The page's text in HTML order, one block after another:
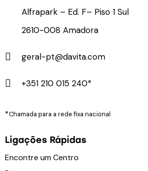
Alfrapark – Ed. F– Piso 1 Sul
2610-008 Amadora
geral-pt@davita.com
+351 210 015 240*
*Chamada para a rede fixa nacional
Ligações Rápidas
Encontre um Centro